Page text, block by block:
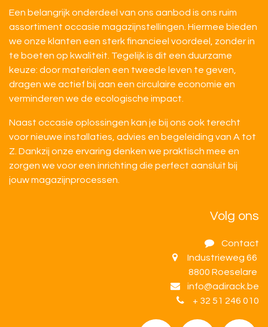
Een belangrijk onderdeel van ons aanbod is ons ruim
assortiment occasie magazijnstellingen. Hiermee bieden
we onze klanten een sterk financieel voordeel, zonder in
te boeten op kwaliteit. Tegelijk is dit een duurzame
keuze: door materialen een tweede leven te geven,
dragen we actief bij aan een circulaire economie en
verminderen we de ecologische impact.
Naast occasie oplossingen kan je bij ons ook terecht
voor nieuwe installaties, advies en begeleiding van A tot
Z. Dankzij onze ervaring denken we praktisch mee en
zorgen we voor een inrichting die perfect aansluit bij
jouw magazijnprocessen.
Volg ons
Contact
Industrieweg 66
8800 Roeselare
info@adirack.be
+ 32 51 246 010